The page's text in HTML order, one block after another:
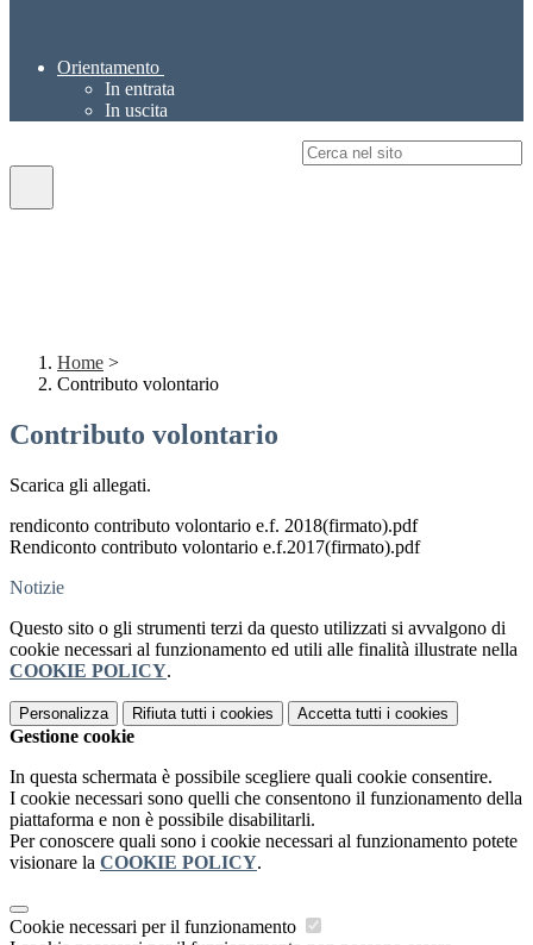
Orientamento
In entrata
In uscita
Home >
Contributo volontario
Contributo volontario
Scarica gli allegati.
rendiconto contributo volontario e.f. 2018(firmato).pdf
Rendiconto contributo volontario e.f.2017(firmato).pdf
Notizie
Questo sito o gli strumenti terzi da questo utilizzati si avvalgono di
cookie necessari al funzionamento ed utili alle finalità illustrate nella
COOKIE POLICY.
Personalizza Rifiuta tutti i cookies Accetta tutti i cookies
Gestione cookie
In questa schermata è possibile scegliere quali cookie consentire.
I cookie necessari sono quelli che consentono il funzionamento della
piattaforma e non è possibile disabilitarli.
Per conoscere quali sono i cookie necessari al funzionamento potete
visionare la COOKIE POLICY.
Cookie necessari per il funzionamento